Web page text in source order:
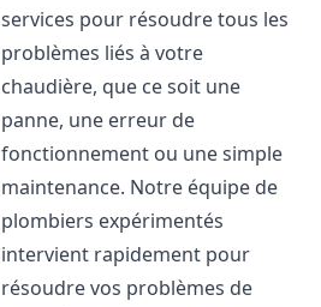
services pour résoudre tous les
problèmes liés à votre
chaudière, que ce soit une
panne, une erreur de
fonctionnement ou une simple
maintenance. Notre équipe de
plombiers expérimentés
intervient rapidement pour
résoudre vos problèmes de